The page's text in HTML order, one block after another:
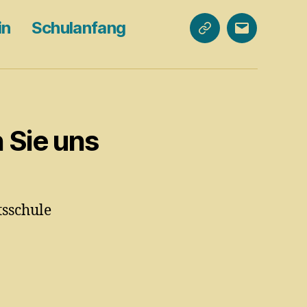
Schulanfang Veranstaltungen
E-
uns